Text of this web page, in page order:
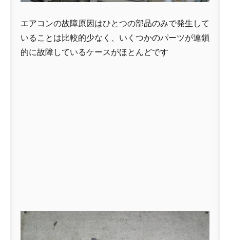
エアコンの故障原因はひとつの部品のみで発生して
いることは比較的少なく、いくつかのパーツが連鎖
的に故障しているケースがほとんどです